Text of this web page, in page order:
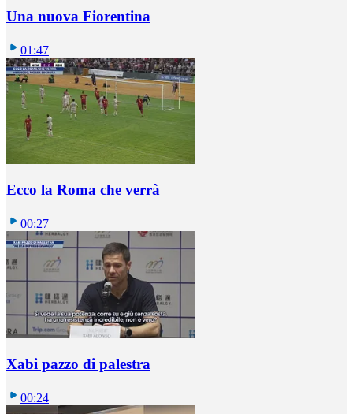
Una nuova Fiorentina
01:47
Ecco la Roma che verrà
00:27
Xabi pazzo di palestra
00:24